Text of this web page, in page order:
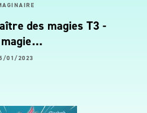
des magies T3 -
magie…
01/2023